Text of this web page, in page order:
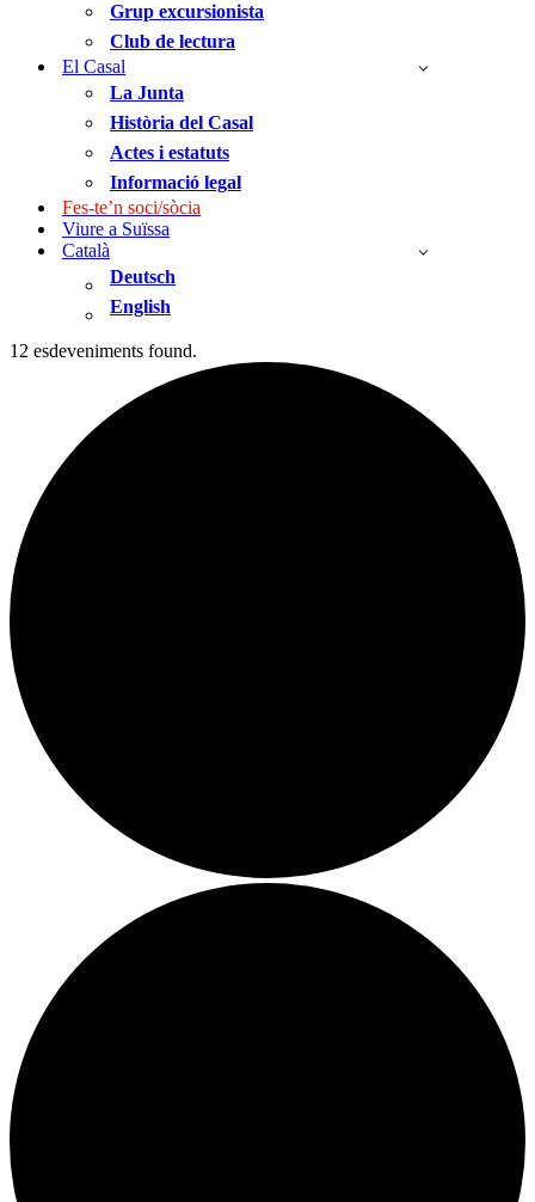
Grup excursionista
Club de lectura
El Casal
La Junta
Història del Casal
Actes i estatuts
Informació legal
Fes-te’n soci/sòcia
Viure a Suïssa
Català
Deutsch
English
12 esdeveniments found.